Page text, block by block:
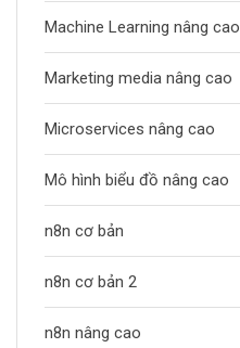
Machine Learning nâng cao
Marketing media nâng cao
Microservices nâng cao
Mô hình biểu đồ nâng cao
n8n cơ bản
n8n cơ bản 2
n8n nâng cao